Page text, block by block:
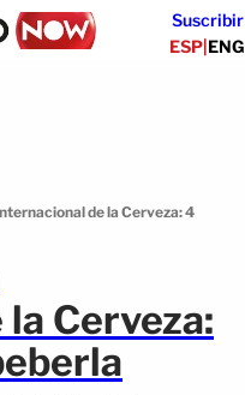
Suscribir
ESP|ENG
de la Cerveza: 4
Cerveza: